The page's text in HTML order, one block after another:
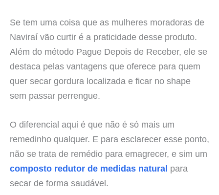
Se tem uma coisa que as mulheres moradoras de
Naviraí vão curtir é a praticidade desse produto.
Além do método Pague Depois de Receber, ele se
destaca pelas vantagens que oferece para quem
quer secar gordura localizada e ficar no shape
sem passar perrengue.
O diferencial aqui é que não é só mais um
remedinho qualquer. E para esclarecer esse ponto,
não se trata de remédio para emagrecer, e sim um
composto redutor de medidas natural para
secar de forma saudável.